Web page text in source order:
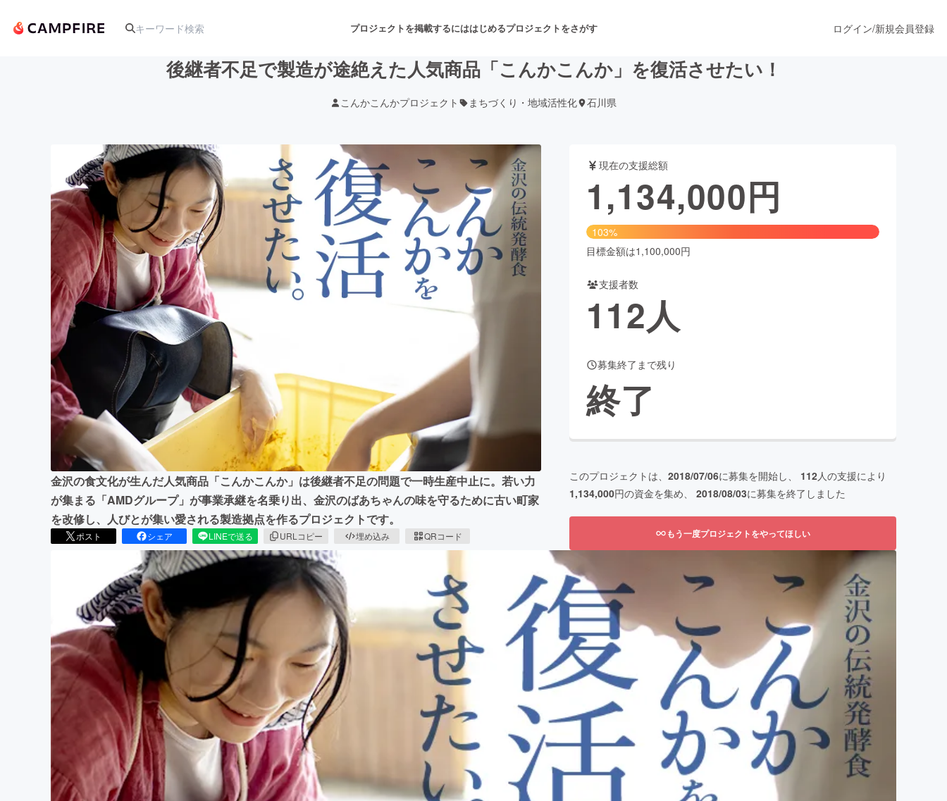
プロジェクトを掲載するにははじめるプロジェクトをさがす
アート・写真 音楽 舞台・パフォーマンス
テクノロジー・ガジェット ゲーム・サービス開発 フード・飲食店 ファッション
映像・映画 書籍・雑誌出版 アニメ・漫画
ビジネス・起業 チャレンジ ビューティー・ヘルスケア
まちづくり・地域活性化
CAMPFIRE for Social Good
CAMPFIREふるさと納税
ログイン/新規会員登録
後継者不足で製造が途絶えた人気商品「こんかこんか」を復活させたい！
こんかこんかプロジェクト まちづくり・地域活性化 石川県
金沢の食文化が生んだ人気商品「こんかこんか」は後継者不足の問題で一時生産中止に。若い力
が集まる「AMDグループ」が事業承継を名乗り出、金沢のばあちゃんの味を守るために古い町家
を改修し、人びとが集い愛される製造拠点を作るプロジェクトです。
ポスト シェア LINEで送る URLコピー 埋め込み QRコード
現在の支援総額
1,134,000円
103%
目標金額は1,100,000円
支援者数
112人
募集終了まで残り
終了
このプロジェクトは、 2018/07/06に募集を開始し、 112人の支援により
1,134,000円の資金を集め、 2018/08/03に募集を終了しました
もう一度プロジェクトをやってほしい